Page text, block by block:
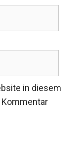
in diesem